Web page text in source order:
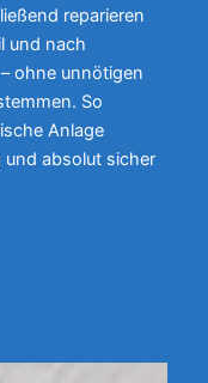
reparieren
und nach
ohne unnötigen
So
Anlage
absolut sicher